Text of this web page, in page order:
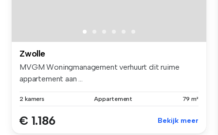
Zwolle
MVGM Woningmanagement verhuurt dit ruime
appartement aan ...
2 kamers Appartement 79 m²
€ 1.186 Bekijk meer